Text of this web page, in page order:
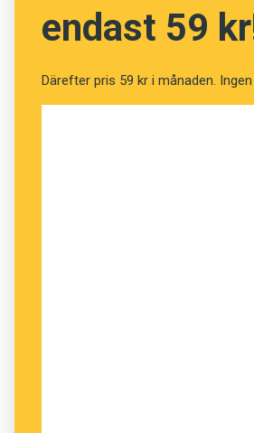
endast 59
Därefter pris 59 kr i månaden. Ingen